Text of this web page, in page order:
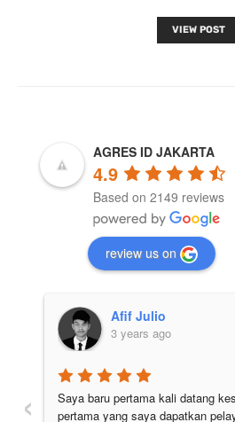
VIEW POST
AGRES ID JAKARTA
4.9
Based on 2149 reviews
review us on
Afif Julio
3 years ago
Saya baru pertama kali datang
pertama yang saya dapatkan
‹